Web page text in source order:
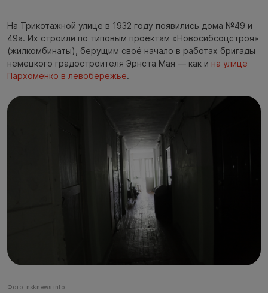
На Трикотажной улице в 1932 году появились дома №49 и
49а. Их строили по типовым проектам «Новосибсоцстроя»
(жилкомбинаты), берущим своё начало в работах бригады
немецкого градостроителя Эрнста Мая — как и на улице
Пархоменко в левобережье.
Фото: nsknews.info